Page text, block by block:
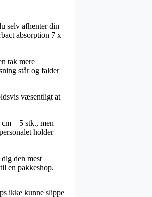
selv afhenter din
absorption 7 x
tak mere
står og falder
væsentligt at
– 5 stk., men
holder
den mest
en pakkeshop.
ikke kunne slippe